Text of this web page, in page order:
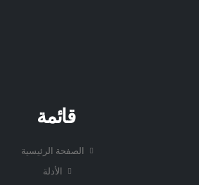
قائمة
الصفحة الرئيسية
الأدلة